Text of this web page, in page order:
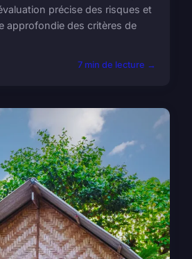
précise des risques et
approfondie des critères de
7 min de lecture →